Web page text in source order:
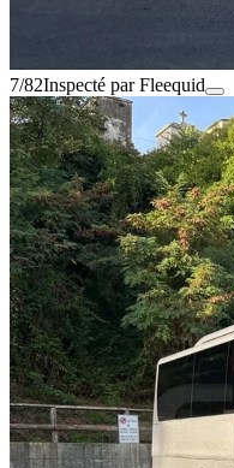
7/82Inspecté par Fleequid